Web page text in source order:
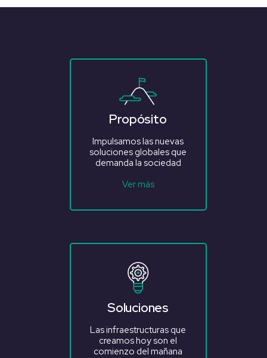
Propósito
Impulsamos las nuevas
soluciones globales que
demanda la sociedad
Ver más
Soluciones
Las infraestructuras que
creamos hoy son el
comienzo del mañana